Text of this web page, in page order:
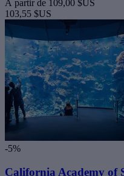
À partir de 109,00 $US
103,55 $US
-5%
California Academy of